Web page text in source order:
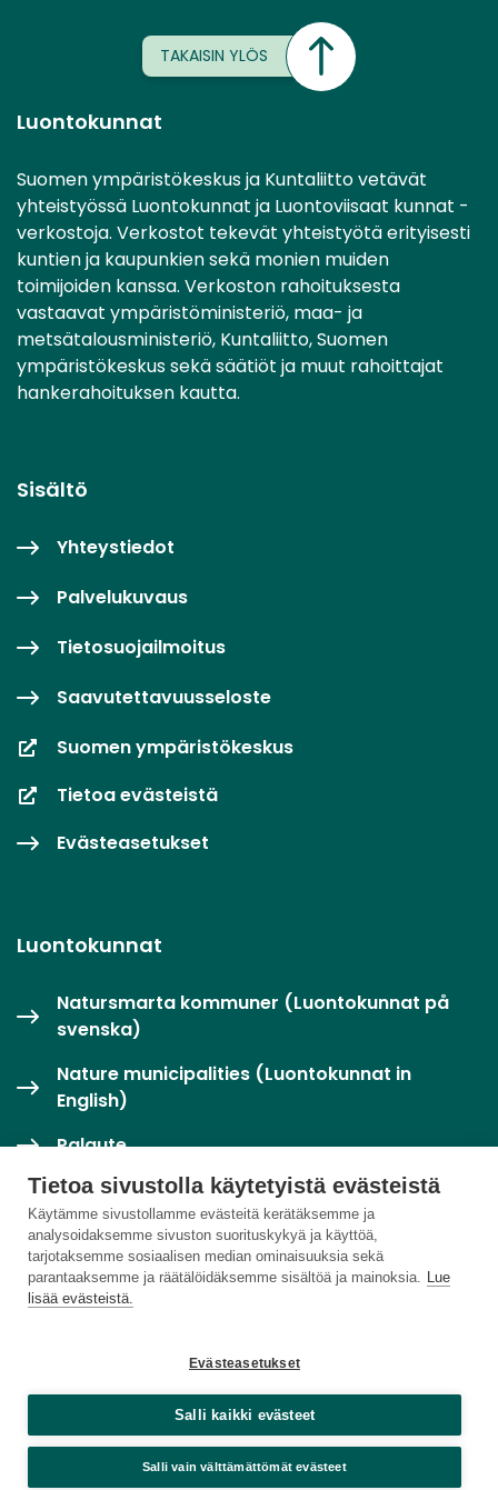
Tietoa sivustolla käytetyistä evästeistä
Käytämme sivustollamme evästeitä kerätäksemme ja
analysoidaksemme sivuston suorituskykyä ja käyttöä,
tarjotaksemme sosiaalisen median ominaisuuksia sekä
parantaaksemme ja räätälöidäksemme sisältöä ja mainoksia. Lue
lisää evästeistä.
Evästeasetukset
Salli kaikki evästeet
Salli vain välttämättömät evästeet
TAKAISIN YLÖS
Luontokunnat
Suomen ympäristökeskus ja Kuntaliitto vetävät
yhteistyössä Luontokunnat ja Luontoviisaat kunnat -
verkostoja. Verkostot tekevät yhteistyötä erityisesti
kuntien ja kaupunkien sekä monien muiden
toimijoiden kanssa. Verkoston rahoituksesta
vastaavat ympäristöministeriö, maa- ja
metsätalousministeriö, Kuntaliitto, Suomen
ympäristökeskus sekä säätiöt ja muut rahoittajat
hankerahoituksen kautta.
Sisältö
Yhteystiedot
Palvelukuvaus
Tietosuojailmoitus
Saavutettavuusseloste
Suomen ympäristökeskus
Tietoa evästeistä
Evästeasetukset
Luontokunnat
Natursmarta kommuner (Luontokunnat på
svenska)
Nature municipalities (Luontokunnat in
English)
Palaute
Twitter / X
Luontoloikka-palvelu